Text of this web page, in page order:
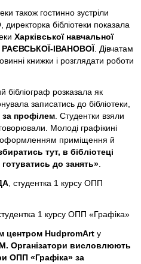
також гостинно зустріли
, директорка бібліотеки показала
Харківської навчальної
РАЄВСЬКОЇ-ІВАНОВОЇ. Дівчатам
книжки і розглядати роботи
бібліограф розказала як
записатись до бібліотеки,
за профілем. Студентки взяли
Молоді графікині
оформленням приміщення й
тут, в бібліотеці
до занять».
, студентка 1 курсу ОПП
1 курсу ОПП «Графіка»
центром HudpromArt у
Організатори висловлюють
ОПП «Графіка» за